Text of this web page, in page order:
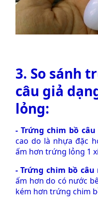
3. So sánh
câu giả
lỏng:
- Trứng chim bồ
cao do là nhựa đặc
ấm hơn trứng lỏng 1
-Trứng chim bồ
ấm hơn do có nước
kém hơn trứng chim